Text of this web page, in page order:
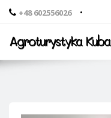
+48 602556026 •
Agroturystyka Kuba